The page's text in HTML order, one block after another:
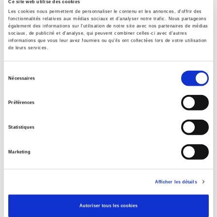
Ce site web utilise des cookies
Les cookies nous permettent de personnaliser le contenu et les annonces, d'offrir des
fonctionnalités relatives aux médias sociaux et d'analyser notre trafic. Nous partageons
également des informations sur l'utilisation de notre site avec nos partenaires de médias
sociaux, de publicité et d'analyse, qui peuvent combiner celles-ci avec d'autres
informations que vous leur avez fournies ou qu'ils ont collectées lors de votre utilisation
de leurs services.
Nécessaires
Préférences
Statistiques
Marketing
Afficher les détails
Autoriser tous les cookies
Title First Published
24 November 2022
Type of Work
Journal Issue
Le mouvement social 293, octobre-décembre 2025
20&21. Revue d'histoire, 168 - octobre, décembre 2025